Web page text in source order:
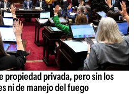
propiedad privada, pero sin los
ni de manejo del fuego